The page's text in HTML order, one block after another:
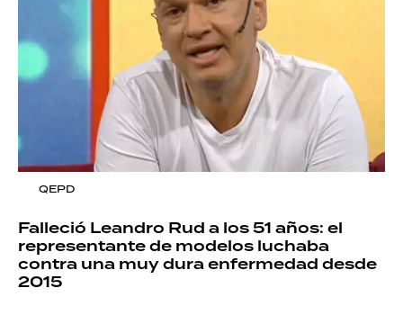
QEPD
Falleció Leandro Rud a los 51 años: el
representante de modelos luchaba
contra una muy dura enfermedad desde
2015